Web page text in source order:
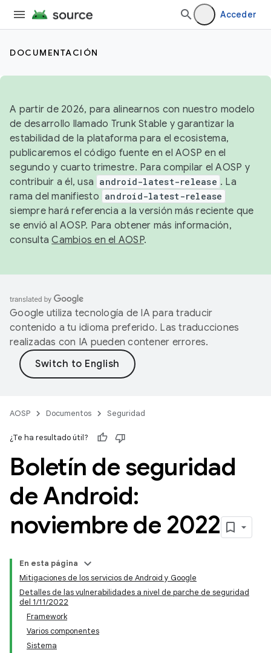
Acceder
DOCUMENTACIÓN
A partir de 2026, para alinearnos con nuestro modelo
de desarrollo llamado Trunk Stable y garantizar la
estabilidad de la plataforma para el ecosistema,
publicaremos el código fuente en el AOSP en el
segundo y cuarto trimestre. Para compilar el AOSP y
contribuir a él, usa android-latest-release . La
rama del manifiesto android-latest-release
siempre hará referencia a la versión más reciente que
se envió al AOSP. Para obtener más información,
consultaCambios en el AOSP.
Google utiliza tecnología de IA para traducir
contenido a tu idioma preferido. Las traducciones
realizadas con IA pueden contener errores.
AOSP Documentos Seguridad
¿Te ha resultado útil?
Boletín de seguridad
de Android:
noviembre de 2022
En esta página
Mitigaciones de los servicios de Android y Google
Detalles de las vulnerabilidades a nivel de parche de seguridad
del 1/11/2022
Framework
Varios componentes
Sistema